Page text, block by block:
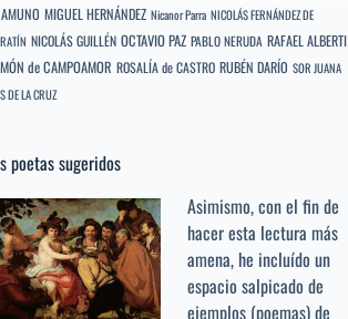
MIGUEL HERNÁNDEZ Nicanor Parra NICOLÁS FERNÁNDEZ DE
NICOLÁS GUILLÉN OCTAVIO PAZ PABLO NERUDA RAFAEL ALBERTI
de CAMPOAMOR ROSALÍA de CASTRO RUBÉN DARÍO SOR JUANA
DE LA CRUZ
poetas sugeridos
Asimismo, con el fin de
hacer esta lectura más
amena, he incluído un
espacio salpicado de
ejemplos (poemas) de